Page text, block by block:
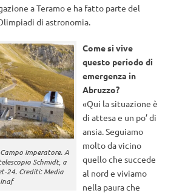
a Teramo e ha fatto parte del
di astronomia.
Imperatore. A
Schmidt, a
24. Crediti: Media
Inaf
Come si vive
questo periodo di
emergenza in
Abruzzo?
«Qui la situazione è
di attesa e un po’ di
ansia. Seguiamo
molto da vicino
quello che succede
al nord e viviamo
nella paura che